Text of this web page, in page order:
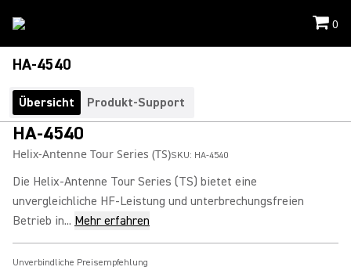
0
HA-4540
Übersicht Produkt-Support
HA-4540
Helix-Antenne Tour Series (TS)SKU: HA-4540
Die Helix-Antenne Tour Series (TS) bietet eine
unvergleichliche HF-Leistung und unterbrechungsfreien
Betrieb in... Mehr erfahren
Unverbindliche Preisempfehlung